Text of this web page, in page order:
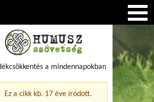
a mindennapokban
Figyelmeztető üzenet
Ez a cikk kb. 17 éve íródott.